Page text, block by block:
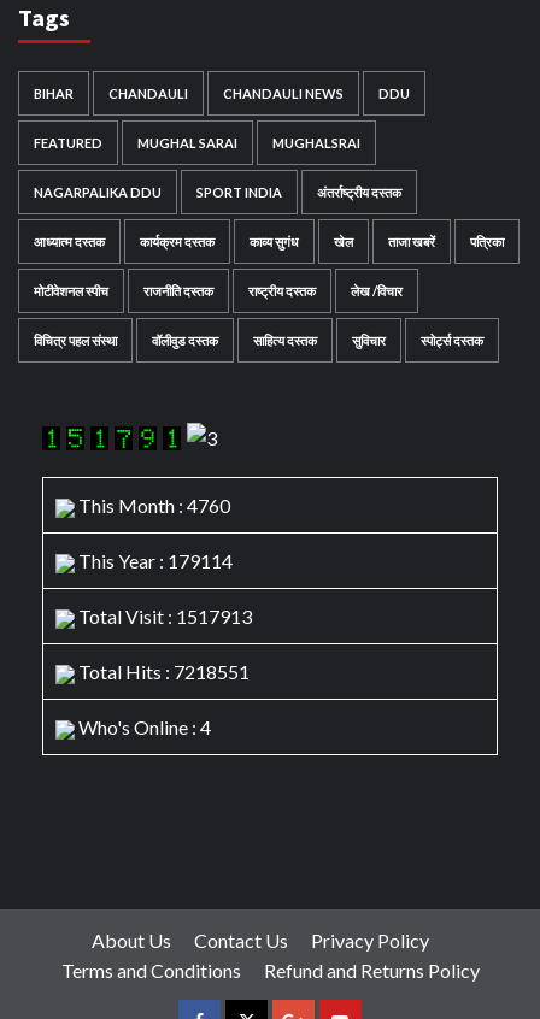
Tags
BIHAR CHANDAULI CHANDAULI NEWS DDU
FEATURED MUGHAL SARAI MUGHALSRAI
NAGARPALIKA DDU SPORT INDIA अंतर्राष्ट्रीय दस्तक
आध्यात्म दस्तक कार्यक्रम दस्तक काव्य सुगंध खेल ताजा खबरें पत्रिका
मोटीवेशनल स्पीच राजनीति दस्तक राष्ट्रीय दस्तक लेख /विचार
विचित्र पहल संस्था वॉलीवुड दस्तक साहित्य दस्तक सुविचार स्पोर्ट्स दस्तक
This Month : 4760
This Year : 179114
Total Visit : 1517913
Total Hits : 7218551
Who's Online : 4
About Us Contact Us
Privacy Policy
Terms and Conditions
Refund and Returns Policy